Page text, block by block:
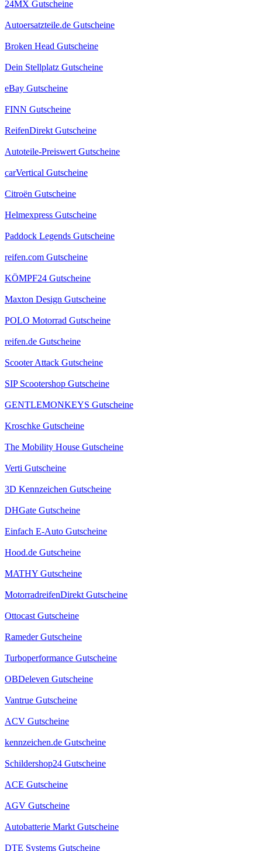
24MX Gutscheine
Autoersatzteile.de Gutscheine
Broken Head Gutscheine
Dein Stellplatz Gutscheine
eBay Gutscheine
FINN Gutscheine
ReifenDirekt Gutscheine
Autoteile-Preiswert Gutscheine
carVertical Gutscheine
Citroën Gutscheine
Helmexpress Gutscheine
Paddock Legends Gutscheine
reifen.com Gutscheine
KÖMPF24 Gutscheine
Maxton Design Gutscheine
POLO Motorrad Gutscheine
reifen.de Gutscheine
Scooter Attack Gutscheine
SIP Scootershop Gutscheine
GENTLEMONKEYS Gutscheine
Kroschke Gutscheine
The Mobility House Gutscheine
Verti Gutscheine
3D Kennzeichen Gutscheine
DHGate Gutscheine
Einfach E-Auto Gutscheine
Hood.de Gutscheine
MATHY Gutscheine
MotorradreifenDirekt Gutscheine
Ottocast Gutscheine
Rameder Gutscheine
Turboperformance Gutscheine
OBDeleven Gutscheine
Vantrue Gutscheine
ACV Gutscheine
kennzeichen.de Gutscheine
Schildershop24 Gutscheine
ACE Gutscheine
AGV Gutscheine
Autobatterie Markt Gutscheine
DTE Systems Gutscheine